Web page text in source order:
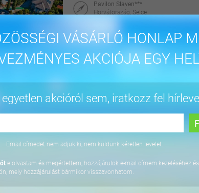
VÁSÁRLÓ HONLAP
AKCIÓJA EGY
akcióról sem, iratkozz fel
Email címedet nem adjuk ki, nem küldünk kéretlen levelet.
elolvastam és megértettem, hozzájárulok e-mail címem kezeléséhez
mely hozzájárulást bármikor visszavonhatom.
Pavilon Slaven***
Horvátország, Selce
144.900 Ft
3 éjszaka 2 fő részére önellátással, 2027.
64.800 Ft